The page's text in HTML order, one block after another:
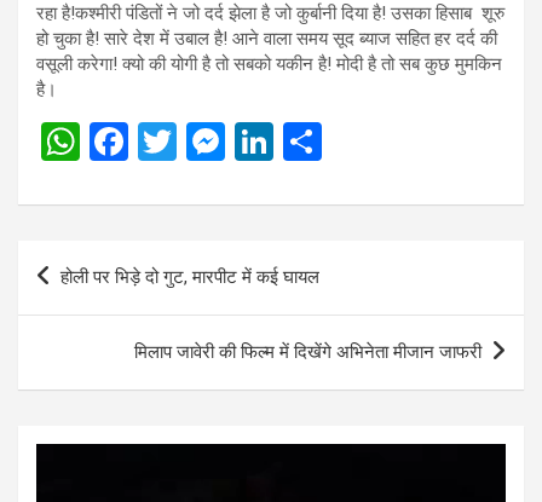
रहा है!कश्मीरी पंडितों ने जो दर्द झेला है जो कुर्बानी दिया है! उसका हिसाब शूरु
हो चुका है! सारे देश में उबाल है! आने वाला समय सूद ब्याज सहित हर दर्द की
वसूली करेगा! क्यो की योगी है तो सबको यकीन है! मोदी है तो सब कुछ मुमकिन
है।
W
at
s
A
F
ce
b
o
o
k
T
tt
M
se
n
g
er
Li
ke
dI
n
ar
Post
navigation
होली पर भिड़े दो गुट, मारपीट में कई घायल
मिलाप जावेरी की फिल्म में दिखेंगे अभिनेता मीजान जाफरी